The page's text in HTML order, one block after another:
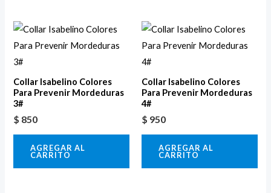
Collar Isabelino Colores
Para Prevenir Mordeduras
3#
$ 850
AGREGAR AL
CARRITO
Collar Isabelino Colores
Para Prevenir Mordeduras
4#
$ 950
AGREGAR AL
CARRITO